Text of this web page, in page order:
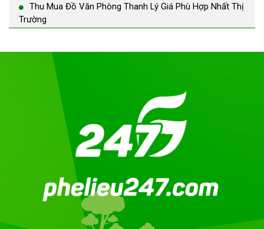
Thu Mua Đồ Văn Phòng Thanh Lý Giá Phù Hợp Nhất Thị
Trường